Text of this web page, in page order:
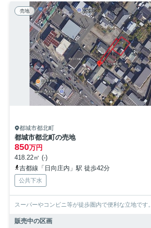
売地
都城市都北町
都城市都北町の売地
850万円
418.22㎡ (-)
吉都線「日向庄内」駅 徒歩42分
公共下水
スーパーやコンビニ等が徒歩圏内で便利な立地です。
販売中の区画